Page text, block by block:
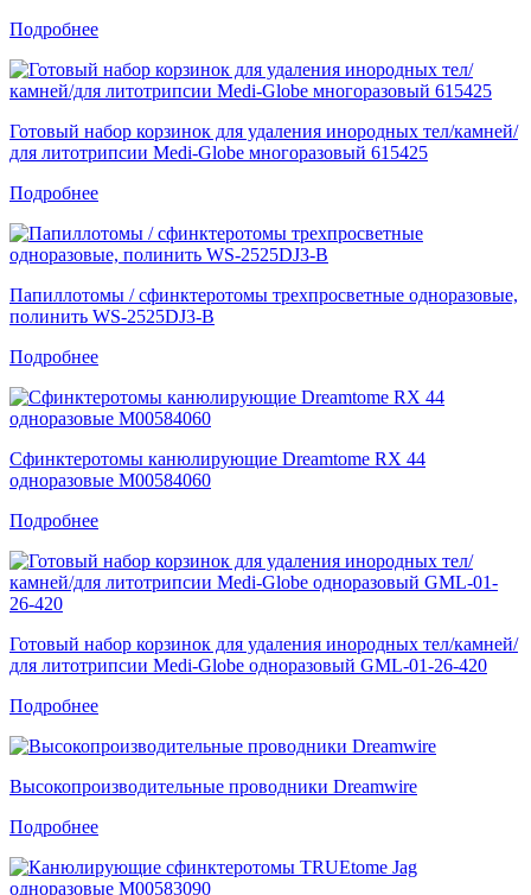
Подробнее
Готовый набор корзинок для удаления инородных тел/камней/
для литотрипсии Medi-Globe многоразовый 615425
Подробнее
Папиллотомы / сфинктеротомы трехпросветные одноразовые,
полинить WS-2525DJ3-В
Подробнее
Сфинктеротомы канюлирующие Dreamtome RX 44
одноразовые M00584060
Подробнее
Готовый набор корзинок для удаления инородных тел/камней/
для литотрипсии Medi-Globe одноразовый GML-01-26-420
Подробнее
Высокопроизводительные проводники Dreamwire
Подробнее